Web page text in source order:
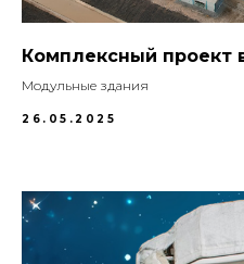
Комплексный проект
Модульные здания
26.05.2025